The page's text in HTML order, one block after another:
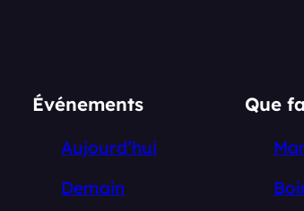
Événements
Aujourd’hui
Demain
Que